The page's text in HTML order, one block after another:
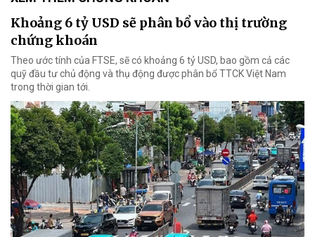
Khoảng 6 tỷ USD sẽ phân bổ vào thị trường
chứng khoán
Theo ước tính của FTSE, sẽ có khoảng 6 tỷ USD, bao gồm cả các
quỹ đầu tư chủ động và thụ động được phân bổ TTCK Việt Nam
trong thời gian tới.